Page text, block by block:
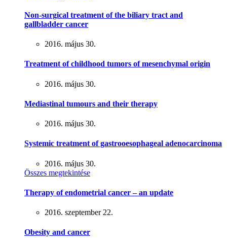
Non-surgical treatment of the biliary tract and
gallbladder cancer
2016. május 30.
Treatment of childhood tumors of mesenchymal origin
2016. május 30.
Mediastinal tumours and their therapy
2016. május 30.
Systemic treatment of gastrooesophageal adenocarcinoma
2016. május 30.
Összes megtekintése
Therapy of endometrial cancer – an update
2016. szeptember 22.
Obesity and cancer